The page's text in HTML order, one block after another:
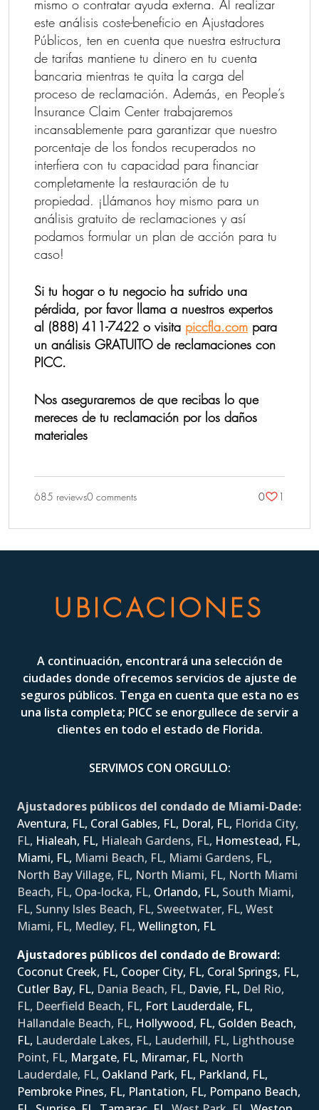
mismo o contratar ayuda externa. Al realizar
este análisis coste-beneficio en Ajustadores
Públicos, ten en cuenta que nuestra estructura
de tarifas mantiene tu dinero en tu cuenta
bancaria mientras te quita la carga del
proceso de reclamación. Además, en People’s
Insurance Claim Center trabajaremos
incansablemente para garantizar que nuestro
porcentaje de los fondos recuperados no
interfiera con tu capacidad para financiar
completamente la restauración de tu
propiedad. ¡Llámanos hoy mismo para un
análisis gratuito de reclamaciones y así
podamos formular un plan de acción para tu
caso!
Si tu hogar o tu negocio ha sufrido una
pérdida, por favor llama a nuestros expertos
al (888) 411-7422 o visita piccfla.com para
un análisis GRATUITO de reclamaciones con
PICC.
Nos aseguraremos de que recibas lo que
mereces de tu reclamación por los daños
materiales
685 reviews0 comments 0 1
UBICACIONES
A continuación, encontrará una selección de
ciudades donde ofrecemos servicios de ajuste de
seguros públicos. Tenga en cuenta que esta no es
una lista completa; PICC se enorgullece de servir a
clientes en todo el estado de Florida.
SERVIMOS CON ORGULLO:
Ajustadores públicos del condado de Miami-Dade:
Aventura, FL, Coral Gables, FL, Doral, FL, Florida City,
FL, Hialeah, FL, Hialeah Gardens, FL, Homestead, FL,
Miami, FL, Miami Beach, FL, Miami Gardens, FL,
North Bay Village, FL, North Miami, FL, North Miami
Beach, FL, Opa-locka, FL, Orlando, FL, South Miami,
FL, Sunny Isles Beach, FL, Sweetwater, FL, West
Miami, FL, Medley, FL, Wellington, FL
Ajustadores públicos del condado de Broward:
Coconut Creek, FL, Cooper City, FL, Coral Springs, FL,
Cutler Bay, FL, Dania Beach, FL, Davie, FL, Del Rio,
FL, Deerfield Beach, FL, Fort Lauderdale, FL,
Hallandale Beach, FL, Hollywood, FL, Golden Beach,
FL, Lauderdale Lakes, FL, Lauderhill, FL, Lighthouse
Point, FL, Margate, FL, Miramar, FL, North
Lauderdale, FL, Oakland Park, FL, Parkland, FL,
Pembroke Pines, FL, Plantation, FL, Pompano Beach,